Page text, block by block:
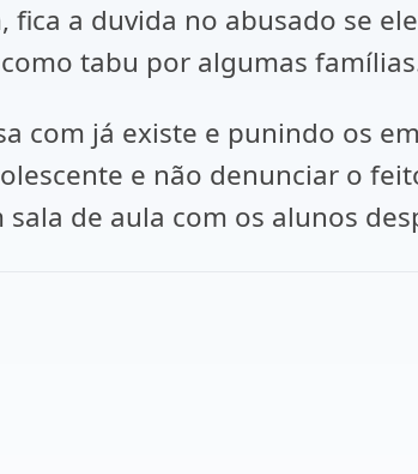
a duvida no abusado se
tabu por algumas
com já existe e punindo os
e não denunciar o
de aula com os alunos